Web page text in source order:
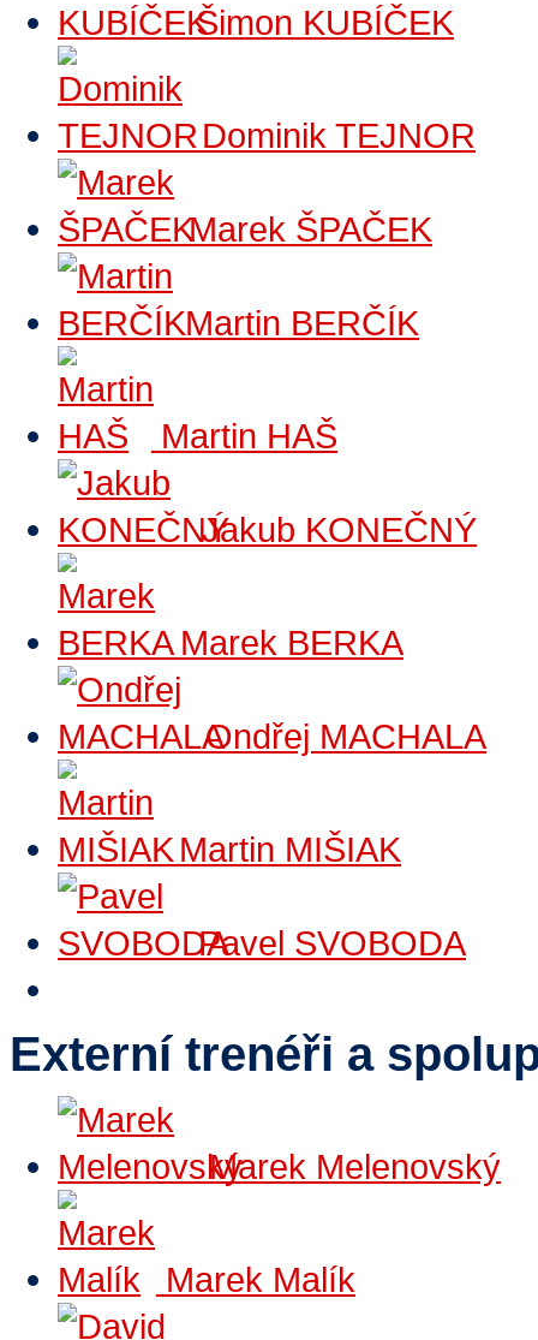
Šimon KUBÍČEK
Dominik TEJNOR
Marek ŠPAČEK
Martin BERČÍK
Martin HAŠ
Jakub KONEČNÝ
Marek BERKA
Ondřej MACHALA
Martin MIŠIAK
Pavel SVOBODA
Externí trenéři a
Marek Melenovský
Marek Malík